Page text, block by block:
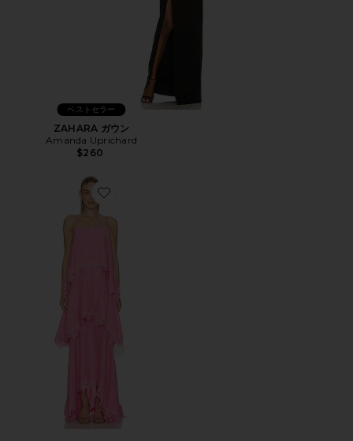
ベストセラー
ZAHARA ガウン
Amanda Uprichard
$260
Favorite MIRI ドレス